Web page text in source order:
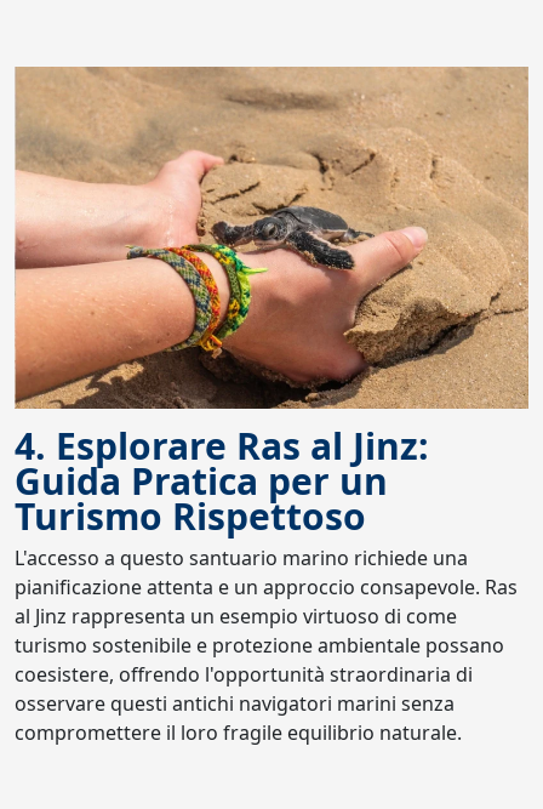
4. Esplorare Ras al Jinz:
Guida Pratica per un
Turismo Rispettoso
L'accesso a questo santuario marino richiede una
pianificazione attenta e un approccio consapevole. Ras
al Jinz rappresenta un esempio virtuoso di come
turismo sostenibile e protezione ambientale possano
coesistere, offrendo l'opportunità straordinaria di
osservare questi antichi navigatori marini senza
compromettere il loro fragile equilibrio naturale.